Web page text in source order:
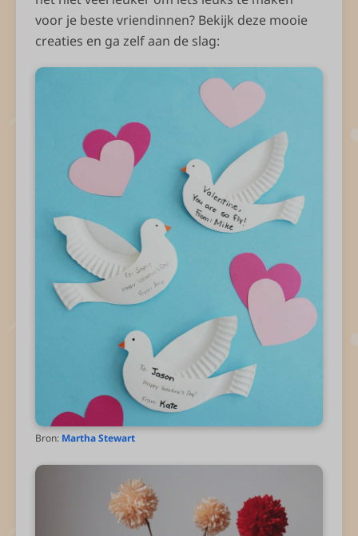
voor je beste vriendinnen? Bekijk deze mooie
creaties en ga zelf aan de slag:
Bron: Martha Stewart